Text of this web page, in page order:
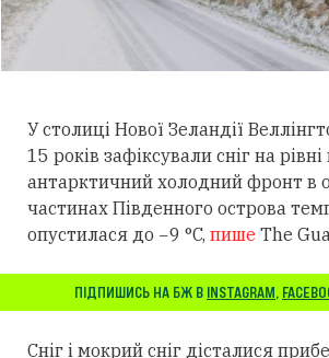
У столиці Нової Зеландії
15 років зафіксували сніг на
антарктичний холодний фронт в
частинах Південного острова
опустилася до −9 °C, пише The
ПІДПИШИСЬ НА БЖ В INSTAGRAM,
Сніг і мокрий сніг дісталися